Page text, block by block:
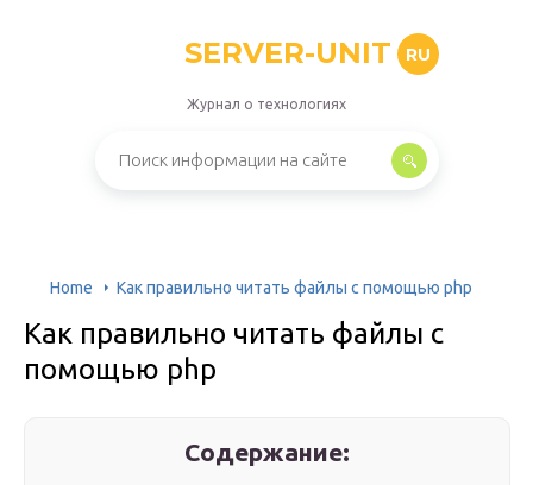
SERVER-UNIT RU
Журнал о технологиях
Home Как правильно читать файлы с помощью php
Как правильно читать файлы с
помощью php
Содержание: